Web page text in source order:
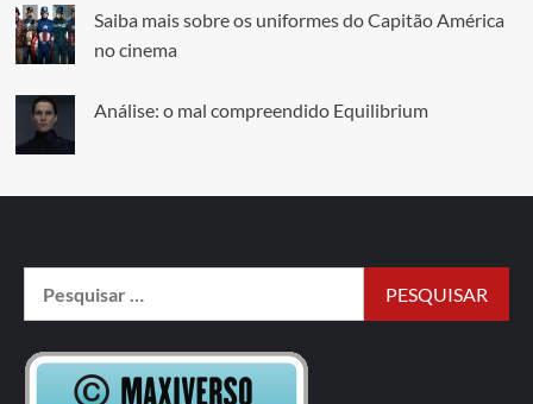
Saiba mais sobre os uniformes do Capitão América
no cinema
Análise: o mal compreendido Equilibrium